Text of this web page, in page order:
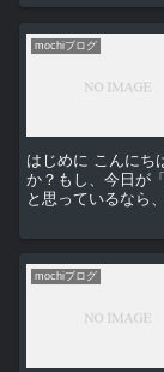
mochiブログ
はじめに こんにち
か？もし、今日が
と思っているなら
mochiブログ